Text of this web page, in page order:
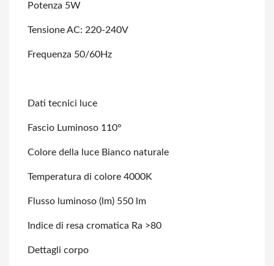
Potenza 5W
Tensione AC: 220-240V
Frequenza 50/60Hz
Dati tecnici luce
Fascio Luminoso 110°
Colore della luce Bianco naturale
Temperatura di colore 4000K
Flusso luminoso (lm) 550 lm
Indice di resa cromatica Ra >80
Dettagli corpo